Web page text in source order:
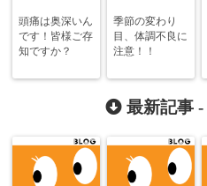
頭痛は奥深いん
です！皆様ご存
知ですか？
季節の変わり
目、体調不良に
注意！！
最新記事 -